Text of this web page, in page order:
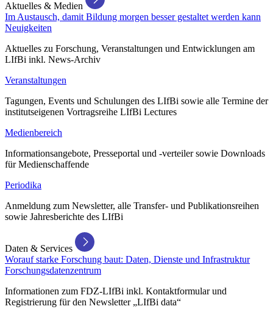
Aktuelles & Medien
Im Austausch, damit Bildung morgen besser gestaltet werden kann
Neuigkeiten
Aktuelles zu Forschung, Veranstaltungen und Entwicklungen am
LIfBi inkl. News-Archiv
Veranstaltungen
Tagungen, Events und Schulungen des LIfBi sowie alle Termine der
institutseigenen Vortragsreihe LIfBi Lectures
Medienbereich
Informationsangebote, Presseportal und -verteiler sowie Downloads
für Medienschaffende
Periodika
Anmeldung zum Newsletter, alle Transfer- und Publikationsreihen
sowie Jahresberichte des LIfBi
Daten & Services
Worauf starke Forschung baut: Daten, Dienste und Infrastruktur
Forschungsdatenzentrum
Informationen zum FDZ-LIfBi inkl. Kontaktformular und
Registrierung für den Newsletter „LIfBi data“